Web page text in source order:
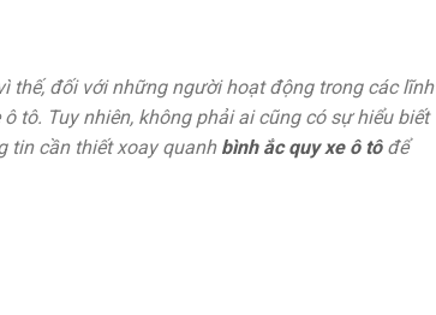
thế, đối với những người hoạt động trong các lĩnh
tô. Tuy nhiên, không phải ai cũng có sự hiểu biết
tin cần thiết xoay quanh bình ắc quy xe ô tô để